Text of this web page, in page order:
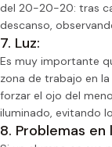
del 20-20-20: tras
descanso,
7. Luz:
Es muy importante
zona de trabajo en
forzar el ojo del
iluminado, evitando
8. Problemas en